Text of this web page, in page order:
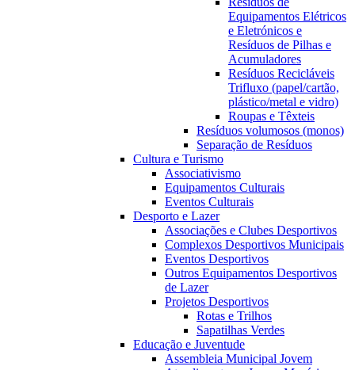
Equipamentos Elétricos
e Eletrónicos e
Resíduos de Pilhas e
Acumuladores
Resíduos Recicláveis
Trifluxo (papel/cartão,
plástico/metal e vidro)
Roupas e Têxteis
Resíduos volumosos (monos)
Separação de Resíduos
Cultura e Turismo
Associativismo
Equipamentos Culturais
Eventos Culturais
Desporto e Lazer
Associações e Clubes Desportivos
Complexos Desportivos Municipais
Eventos Desportivos
Outros Equipamentos Desportivos
de Lazer
Projetos Desportivos
Rotas e Trilhos
Sapatilhas Verdes
Educação e Juventude
Assembleia Municipal Jovem